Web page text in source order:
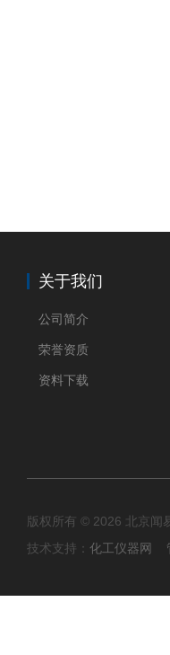
关于我们
公司简介
荣誉资质
资料下载
版权所有 © 2026 北京
技术支持： 化工仪器网